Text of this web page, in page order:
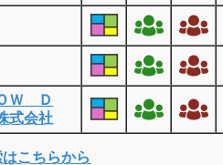
Ｗ Ｄ
式会社
こちらから